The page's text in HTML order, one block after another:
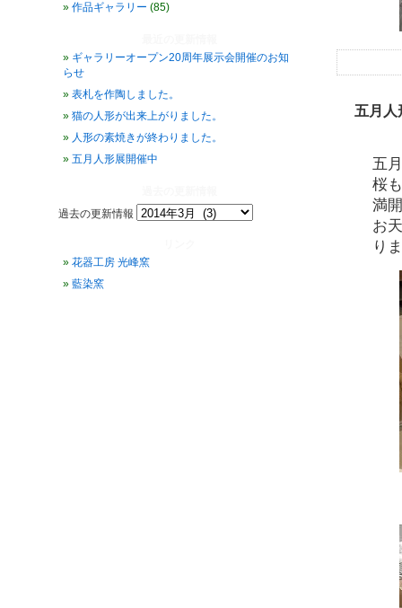
作品ギャラリー (85)
ギャラリーオープン20周年展示会開催のお知
らせ
表札を作陶しました。
猫の人形が出来上がりました。
人形の素焼きが終わりました。
五月人形展開催中
過去の更新情報
花器工房 光峰窯
藍染窯
五月人
五
桜
満
お
り